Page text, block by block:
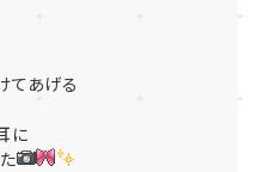
てあげる
に